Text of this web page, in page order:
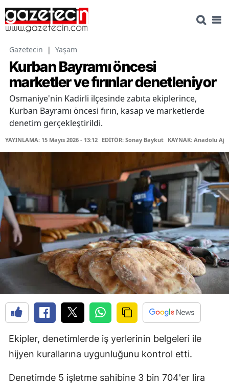
Gazetecin | Yaşam
Kurban Bayramı öncesi
marketler ve fırınlar denetleniyor
Osmaniye'nin Kadirli ilçesinde zabıta ekiplerince,
Kurban Bayramı öncesi fırın, kasap ve marketlerde
denetim gerçekleştirildi.
YAYINLAMA: 15 Mayıs 2026 - 13:12 EDİTÖR: Sonay Baykut KAYNAK: Anadolu
Ekipler, denetimlerde iş yerlerinin belgeleri ile
hijyen kurallarına uygunluğunu kontrol etti.
Denetimde 5 işletme sahibine 3 bin 704'er lira